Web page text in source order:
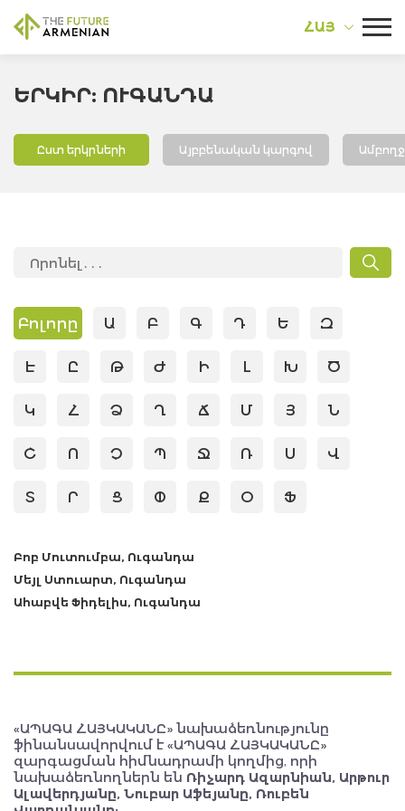
ՀԱՅ
ԵՐԿԻՐ: ՈՒԳԱՆԴԱ
Ըստ երկրների Այբբենական կարգով
Բոլորը Ա Բ Գ Դ Ե Զ
Է Ը Թ Ժ Ի Լ Խ Ծ
Կ Հ Ձ Ղ Ճ Մ Յ Ն
Շ Ո Չ Պ Ջ Ռ Ս Վ
Տ Ր Ց Փ Ք Օ Ֆ
Բոբ Մուտումբա, Ուգանդա
Մեյլ Ստուարտ, Ուգանդա
Ահաբվե Ֆիդելիս, Ուգանդա
«ԱՊԱԳԱ ՀԱՅԿԱԿԱՆԸ» նախաձեռնությունը
ֆինանսավորվում է «ԱՊԱԳԱ ՀԱՅԿԱԿԱՆԸ»
զարգացման հիմնադրամի կողմից, որի
նախաձեռնողներն են Ռիչարդ Ազարնիան, Արթուր
Ալավերդյանը, Նուբար Աֆեյանը, Ռուբեն